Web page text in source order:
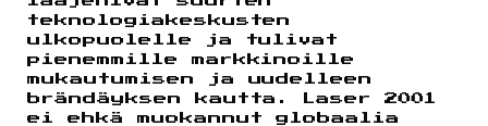
teknologiakeskusten
ulkopuolelle ja tulivat
pienemmille markkinoille
mukautumisen ja uudelleen
brändäyksen kautta. Laser 2001
ei ehkä muokannut globaalia